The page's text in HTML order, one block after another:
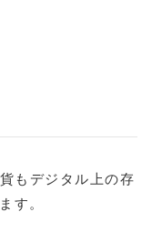
もデジタル上の存
す。